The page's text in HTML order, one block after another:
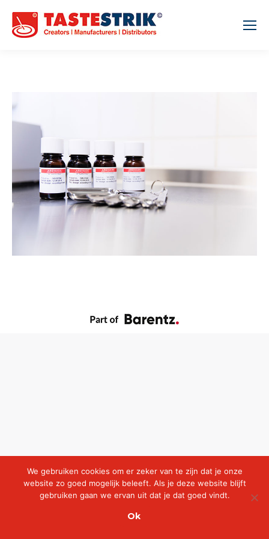
We gebruiken cookies om er zeker van te zijn dat je onze
website zo goed mogelijk beleeft. Als je deze website blijft
gebruiken gaan we ervan uit dat je dat goed vindt.
Ok